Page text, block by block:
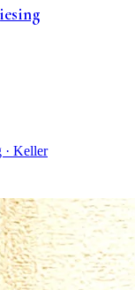
· Keller